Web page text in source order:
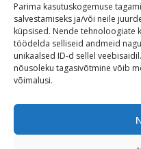
Parima kasutuskogemuse
salvestamiseks ja/või neile
küpsised. Nende tehnoloogiate
töödelda selliseid andmeid
unikaalsed ID-d sellel
nõusoleku tagasivõtmine võib
võimalusi.
Maitseelamused
Vaatamisväärsused
Visit Tallinn